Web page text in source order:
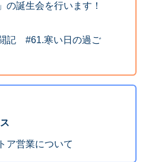
の誕生会を行います！
記 #61.寒い日の過ご
ア営業について